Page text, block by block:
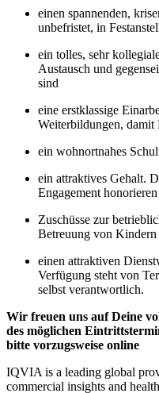
einen spannenden,
unbefristet, in
ein tolles, sehr
Austausch und
sind
eine erstklassige
Weiterbildungen, damit
ein wohnortnahes
ein attraktives Gehalt.
Engagement honorieren
Zuschüsse zur
Betreuung von Kindern
einen attraktiven
Verfügung steht von
selbst verantwortlich.
Wir freuen uns auf Deine
des möglichen
bitte vorzugsweise online
IQVIA is a leading global
commercial insights and